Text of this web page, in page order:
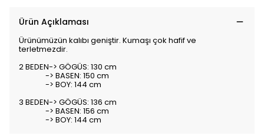
Ürün Açıklaması
Ürünümüzün kalıbı geniştir. Kumaşı çok hafif ve
terletmezdir.
2 BEDEN-> GÖGÜS: 130 cm
-> BASEN: 150 cm
-> BOY: 144 cm
3 BEDEN-> GÖGÜS: 136 cm
-> BASEN: 156 cm
-> BOY: 144 cm